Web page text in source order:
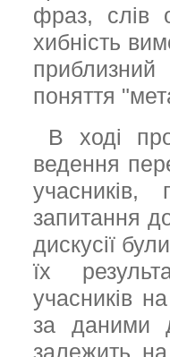
фраз, слів
хибність
поняття
В ході
ведення
запитання
дискусії
їх
учасників
за даними
залежить